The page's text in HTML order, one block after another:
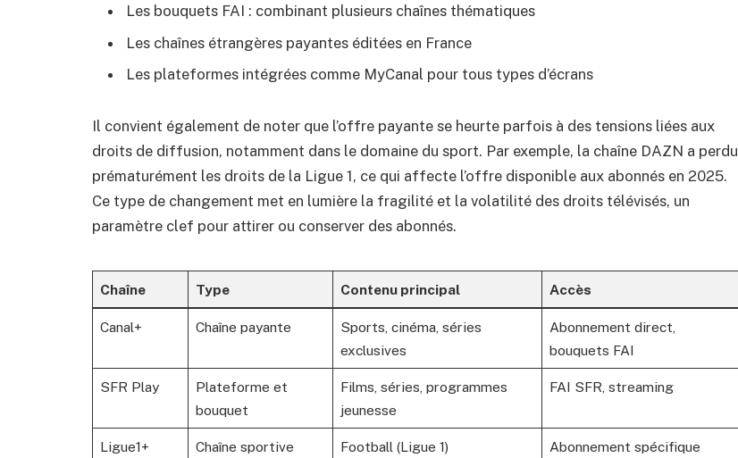
Les bouquets FAI : combinant plusieurs chaînes thématiques
Les chaînes étrangères payantes éditées en France
Les plateformes intégrées comme MyCanal pour tous types d’écrans
Il convient également de noter que l’offre payante se heurte parfois à des tensions liées aux
droits de diffusion, notamment dans le domaine du sport. Par exemple, la chaîne DAZN a perdu
prématurément les droits de la Ligue 1, ce qui affecte l’offre disponible aux abonnés en 2025.
Ce type de changement met en lumière la fragilité et la volatilité des droits télévisés, un
paramètre clef pour attirer ou conserver des abonnés.
Chaîne Type Contenu principal Accès
Canal+ Chaîne payante
Sports, cinéma, séries
exclusives
Abonnement direct,
bouquets FAI
SFR Play
Plateforme et
bouquet
Films, séries, programmes
jeunesse
FAI SFR, streaming
Ligue1+
Chaîne sportive
Football (Ligue 1) Abonnement spécifique